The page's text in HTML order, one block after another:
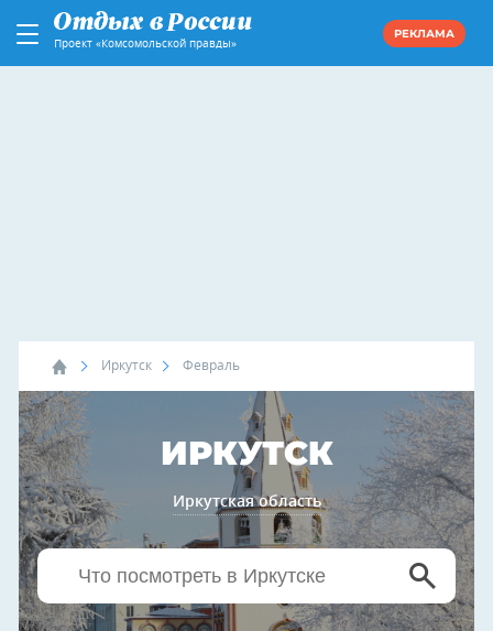
Проект «Комсомольской правды»
РЕКЛАМА
Иркутск Февраль
ИРКУТСК
Иркутская область